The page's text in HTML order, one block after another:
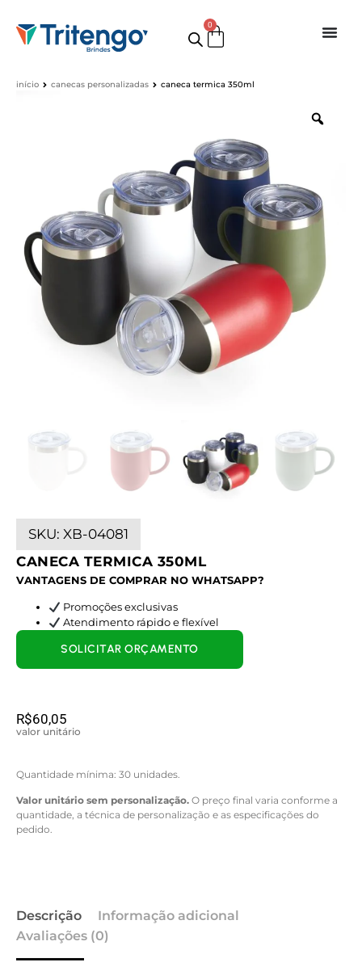
0
início canecas personalizadas caneca termica 350ml
SKU: XB-04081
CANECA TERMICA 350ML
VANTAGENS DE COMPRAR NO WHATSAPP?
Promoções exclusivas
Atendimento rápido e flexível
R$60,05
valor unitário
Quantidade mínima: 30 unidades.
Valor unitário sem personalização. O preço final varia conforme a
quantidade, a técnica de personalização e as especificações do
pedido.
SOLICITAR ORÇAMENTO
Descrição
Informação adicional
Avaliações (0)